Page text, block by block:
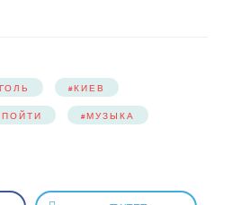
КИЕВ
МУЗЫКА